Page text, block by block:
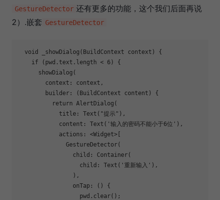
GestureDetector 还有更多的功能，这个我们后面再说
2）.嵌套 GestureDetector
void _showDialog (BuildContext context)
{
if (pwd.text.length < 6) {
      showDialog(
        context: context,
        builder: (BuildContext content) {
return AlertDialog(
            title: Text(
"提示" ),
            content: Text(
'输入的密码不能小于6位' ),
            actions: <Widget>[
              GestureDetector(
                child: Container(
                  child: Text(
'重新输入' ),
                ),
                onTap: () {
                  pwd.clear();